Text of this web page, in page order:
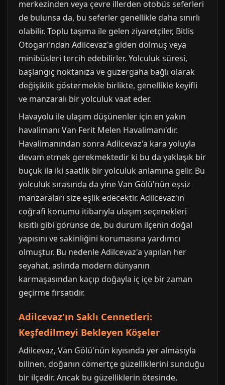
merkezinden veya çevre illerden otobüs seferleri
de bulunsa da, bu seferler genellikle daha sınırlı
olabilir. Toplu taşıma ile gelen ziyaretçiler, Bitlis
Otogarı'ndan Adilcevaz'a giden dolmuş veya
minibüsleri tercih edebilirler. Yolculuk süresi,
başlangıç noktanıza ve güzergaha bağlı olarak
değişiklik göstermekle birlikte, genellikle keyifli
ve manzaralı bir yolculuk vaat eder.
Havayolu ile ulaşım düşünenler için en yakın
havalimanı Van Ferit Melen Havalimanı'dır.
Havalimanından sonra Adilcevaz'a kara yoluyla
devam etmek gerekmektedir ki bu da yaklaşık bir
buçuk ila iki saatlik bir yolculuk anlamına gelir. Bu
yolculuk sırasında da yine Van Gölü'nün eşsiz
manzaraları size eşlik edecektir. Adilcevaz'ın
coğrafi konumu itibarıyla ulaşım seçenekleri
kısıtlı gibi görünse de, bu durum ilçenin doğal
yapısını ve sakinliğini korumasına yardımcı
olmuştur. Bu nedenle Adilcevaz'a yapılan her
seyahat, aslında modern dünyanın
karmaşasından kaçıp doğayla iç içe bir zaman
geçirme fırsatıdır.
Adilcevaz'ın Saklı Cennetleri:
Keşfedilmeyi Bekleyen Köşeler
Adilcevaz, Van Gölü'nün kıyısında yer almasıyla
bilinen, doğanın cömertçe güzelliklerini sunduğu
bir ilçedir. Ancak bu güzelliklerin ötesinde,